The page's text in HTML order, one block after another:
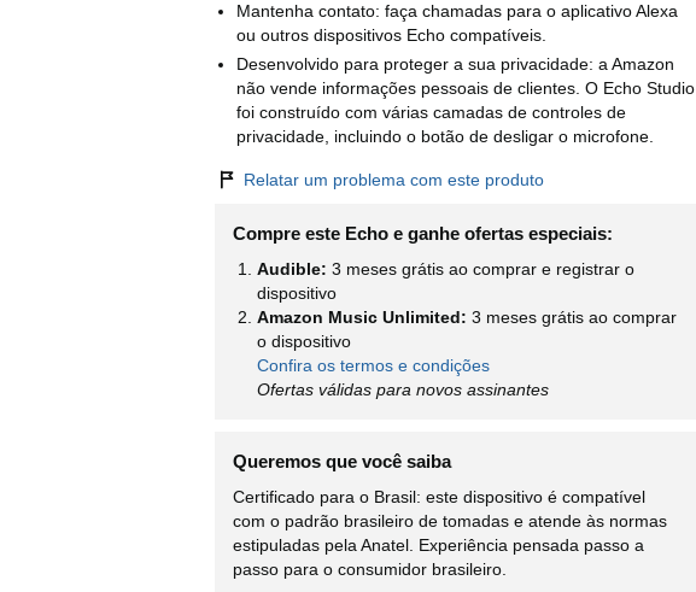
Mantenha contato: faça chamadas para o aplicativo Alexa
ou outros dispositivos Echo compatíveis.
Desenvolvido para proteger a sua privacidade: a Amazon
não vende informações pessoais de clientes. O Echo Studio
foi construído com várias camadas de controles de
privacidade, incluindo o botão de desligar o microfone.
Relatar um problema com este produto
Compre este Echo e ganhe ofertas especiais:
Audible: 3 meses grátis ao comprar e registrar o
dispositivo
Amazon Music Unlimited: 3 meses grátis ao comprar
o dispositivo
Confira os termos e condições
Ofertas válidas para novos assinantes
Queremos que você saiba
Certificado para o Brasil: este dispositivo é compatível
com o padrão brasileiro de tomadas e atende às normas
estipuladas pela Anatel. Experiência pensada passo a
passo para o consumidor brasileiro.